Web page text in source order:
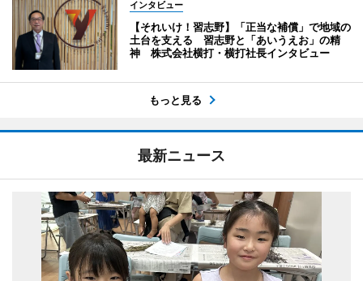
インタビュー
【それいけ！習志野】「正当な補償」で地域の
土台を支える 習志野と「あいうえお」の精
神 株式会社横打・横打社長インタビュー
もっと見る
最新ニュース